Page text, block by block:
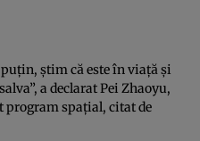
ştim că este în viaţă şi
a declarat Pei Zhaoyu,
program spaţial, citat de